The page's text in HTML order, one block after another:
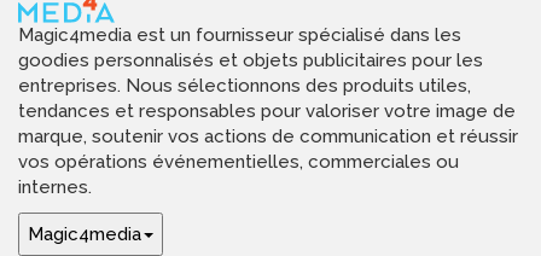
Magic4media est un fournisseur spécialisé dans les
goodies personnalisés et objets publicitaires pour les
entreprises. Nous sélectionnons des produits utiles,
tendances et responsables pour valoriser votre image de
marque, soutenir vos actions de communication et réussir
vos opérations événementielles, commerciales ou
internes.
Magic4media